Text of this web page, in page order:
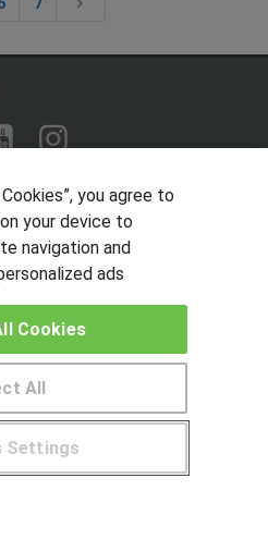
alguna duda? 900 264 357
you agree to
your device to
navigation and
ads
Settings
All
Cookies